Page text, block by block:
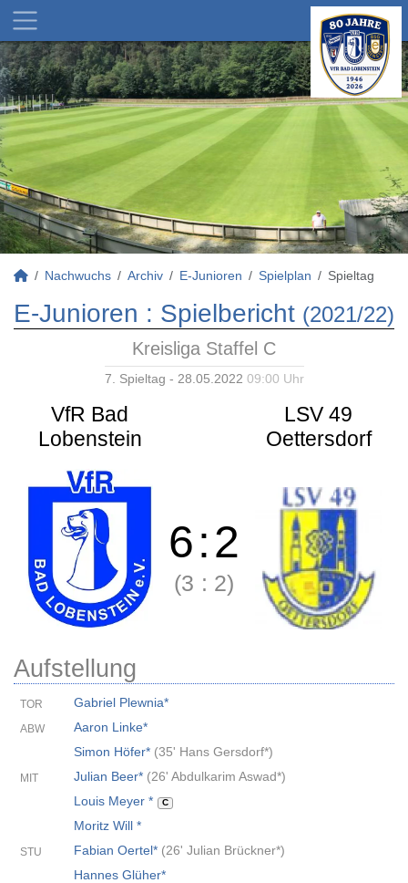
Nachwuchs Archiv E-Junioren Spielplan Spieltag
E-Junioren : Spielbericht (2021/22)
Kreisliga Staffel C
7. Spieltag - 28.05.2022 09:00 Uhr
VfR Bad
Lobenstein
LSV 49
Oettersdorf
6:2
(3 : 2)
Aufstellung
TOR Gabriel Plewnia*
ABW
Aaron Linke*
Simon Höfer* (35' Hans Gersdorf*)
MIT Julian Beer* (26' Abdulkarim Aswad*)
Louis Meyer *
C
Moritz Will *
STU Fabian Oertel* (26' Julian Brückner*)
Hannes Glüher*